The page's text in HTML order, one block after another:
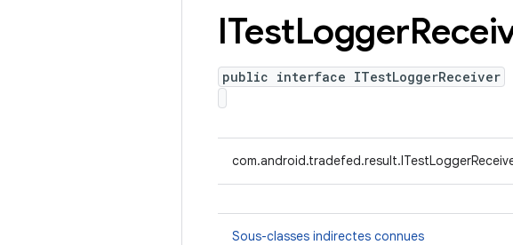
ITestLogger
public interface ITestLoggerReceiver
Sous-classes indirectes connues